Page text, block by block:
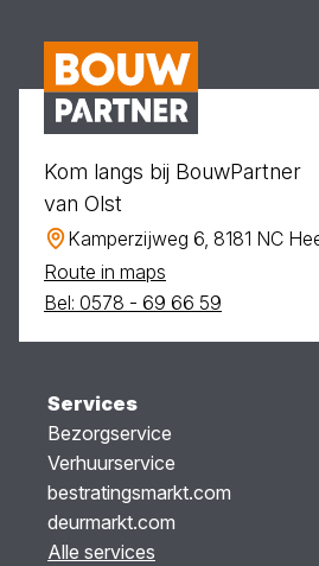
Kom langs bij BouwPartner
van Olst
Kamperzijweg 6, 8181 NC
Route in maps
Bel: 0578 - 69 66 59
Services
Bezorgservice
Verhuurservice
bestratingsmarkt.com
deurmarkt.com
Alle services